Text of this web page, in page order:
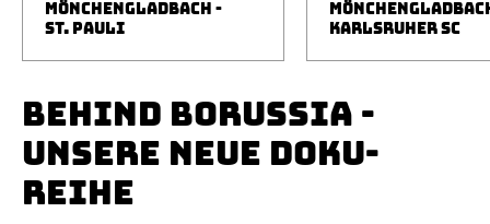
MÖNCHENGLADBACH -
ST. PAULI
KARLSRUHER SC
BEHIND BORUSSIA -
UNSERE NEUE DOKU-
REIHE